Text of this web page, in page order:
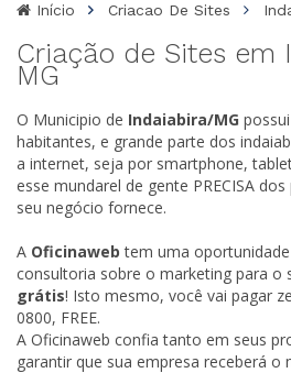
Início Criacao De Sites
Criação de Sites em
MG
O Municipio de Indaiabira/MG
habitantes, e grande parte dos
a internet, seja por smartphone,
esse mundarel de gente PRECISA
seu negócio fornece.
A Oficinaweb tem uma
consultoria sobre o marketing para o
grátis! Isto mesmo, você vai pagar
0800, FREE.
A Oficinaweb confia tanto em seus
garantir que sua empresa receberá o